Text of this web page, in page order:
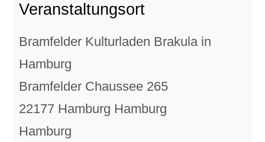
Veranstaltungsort
Bramfelder Kulturladen Brakula in
Hamburg
Bramfelder Chaussee 265
22177 Hamburg Hamburg
Hamburg